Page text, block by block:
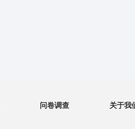
问卷调查 关于我